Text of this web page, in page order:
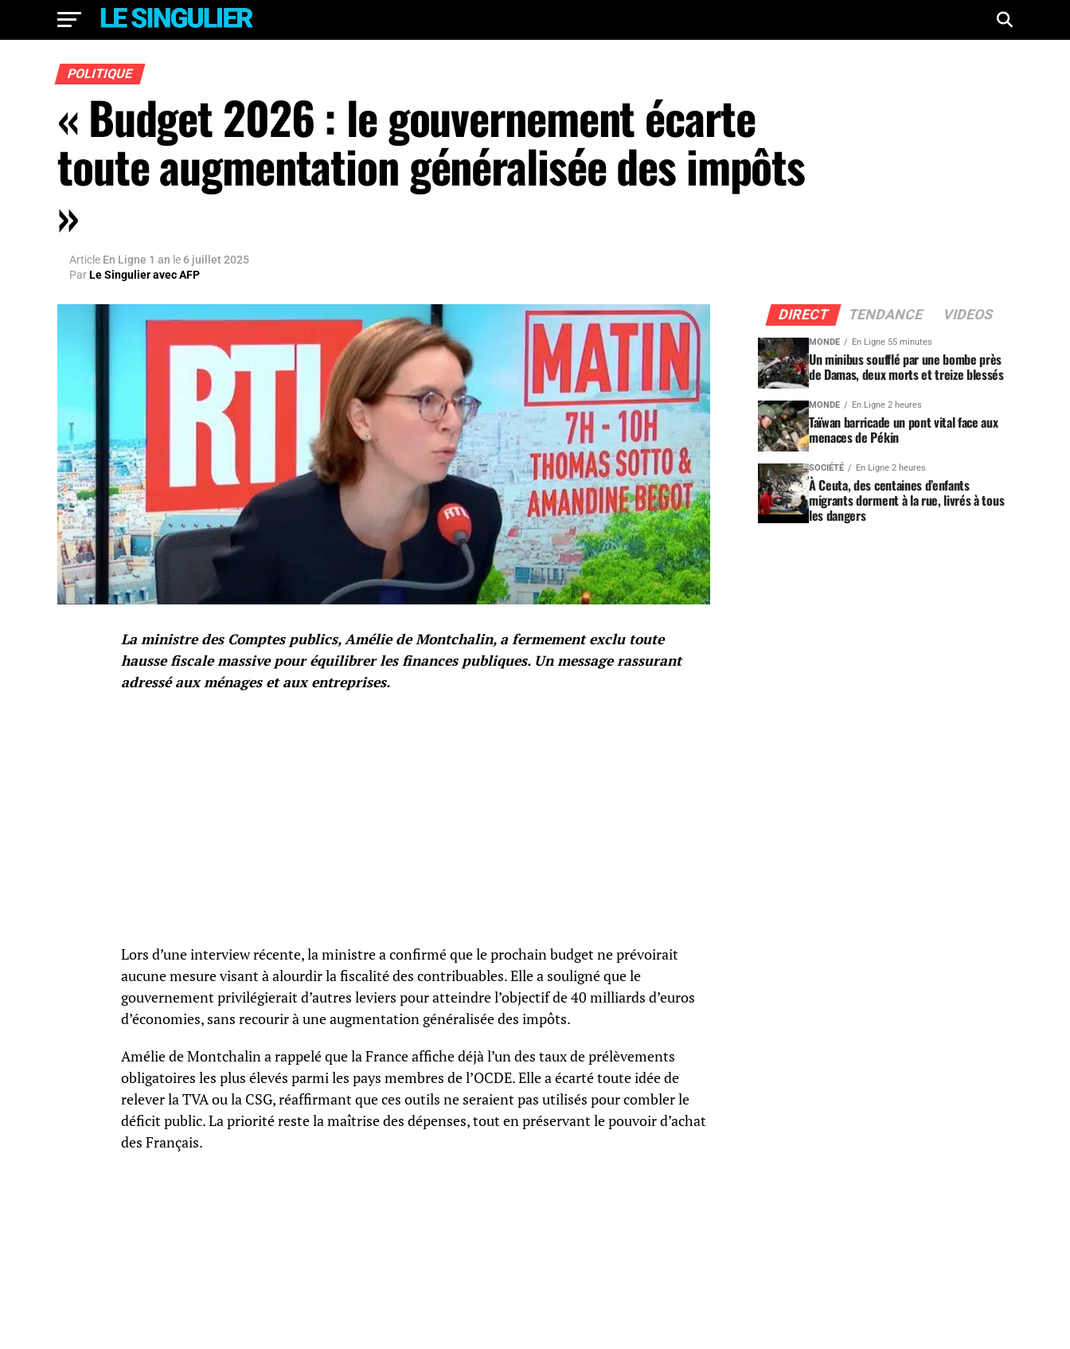
POLITIQUE
« Budget 2026 : le gouvernement écarte
toute augmentation généralisée des impôts
»
Article En Ligne 1 an le 6 juillet 2025
ParLe Singulier avec AFP
La ministre des Comptes publics, Amélie de Montchalin, a fermement exclu toute
hausse fiscale massive pour équilibrer les finances publiques. Un message rassurant
adressé aux ménages et aux entreprises.
Lors d’une interview récente, la ministre a confirmé que le prochain budget ne prévoirait
aucune mesure visant à alourdir la fiscalité des contribuables. Elle a souligné que le
gouvernement privilégierait d’autres leviers pour atteindre l’objectif de 40 milliards d’euros
d’économies, sans recourir à une augmentation généralisée des impôts.
Amélie de Montchalin a rappelé que la France affiche déjà l’un des taux de prélèvements
obligatoires les plus élevés parmi les pays membres de l’OCDE. Elle a écarté toute idée de
relever la TVA ou la CSG, réaffirmant que ces outils ne seraient pas utilisés pour combler le
déficit public. La priorité reste la maîtrise des dépenses, tout en préservant le pouvoir d’achat
des Français.
DIRECT TENDANCE VIDEOS
MONDE En Ligne 55 minutes
Un minibus soufflé par une bombe près
de Damas, deux morts et treize blessés
MONDE En Ligne 2 heures
Taïwan barricade un pont vital face aux
menaces de Pékin
SOCIÉTÉ En Ligne 2 heures
À Ceuta, des centaines d’enfants
migrants dorment à la rue, livrés à tous
les dangers